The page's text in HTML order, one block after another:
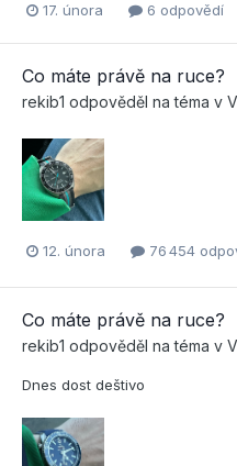
17. února 6 odpovědí
Co máte právě na ruce?
rekib1 odpověděl na téma v
12. února 76 454
Co máte právě na ruce?
rekib1 odpověděl na téma v
Dnes dost deštivo